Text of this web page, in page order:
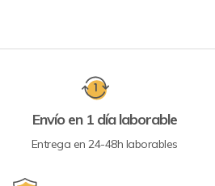
Envío en 1 día laborable
Entrega en 24-48h laborables